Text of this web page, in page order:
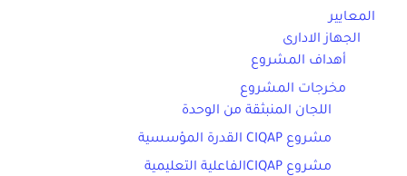
المعايير
الجهاز الادارى
أهداف المشروع
مخرجات المشروع
اللجان المنبثقة من الوحدة
مشروع CIQAP القدرة المؤسسية
مشروع CIQAPالفاعلية التعليمية